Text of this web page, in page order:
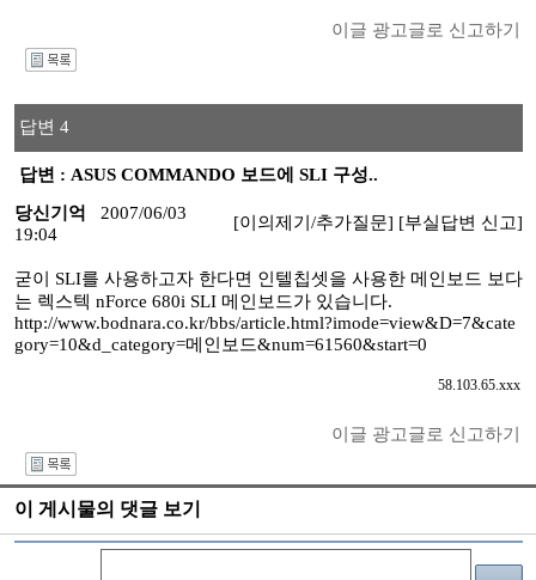
이글 광고글로 신고하기
답변 4
답변 : ASUS COMMANDO 보드에 SLI 구성..
당신기억
2007/06/03
19:04
[이의제기/추가질문] [부실답변 신고]
굳이 SLI를 사용하고자 한다면 인텔칩셋을 사용한 메인보드 보다
는 렉스텍 nForce 680i SLI 메인보드가 있습니다.
http://www.bodnara.co.kr/bbs/article.html?imode=view&D=7&cate
gory=10&d_category=메인보드&num=61560&start=0
58.103.65.xxx
이글 광고글로 신고하기
이 게시물의 댓글 보기